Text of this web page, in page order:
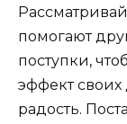
помогают
поступки,
эффект своих
радость.